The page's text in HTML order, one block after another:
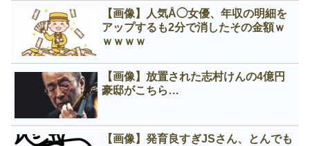
【画像】人気Å◯女優、年収の明細を
アップするも2分で消したその金額ｗ
ｗｗｗｗ
【画像】放置された志村けんの4億円
豪邸がこちら…
【画像】発育良すぎJSさん、とんでも